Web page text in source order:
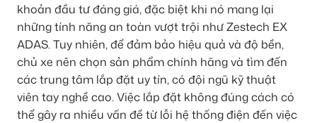
khoản đầu tư đáng giá, đặc biệt khi nó mang lại
những tính năng an toàn vượt trội như Zestech EX
ADAS. Tuy nhiên, để đảm bảo hiệu quả và độ bền,
chủ xe nên chọn sản phẩm chính hãng và tìm đến
các trung tâm lắp đặt uy tín, có đội ngũ kỹ thuật
viên tay nghề cao. Việc lắp đặt không đúng cách có
thể gây ra nhiều vấn đề từ lỗi hệ thống điện đến việc